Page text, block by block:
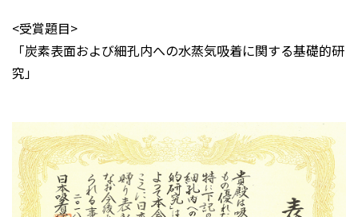
<受賞題目>
「炭素表面および細孔内への水蒸気吸着に関する基礎的研
究」